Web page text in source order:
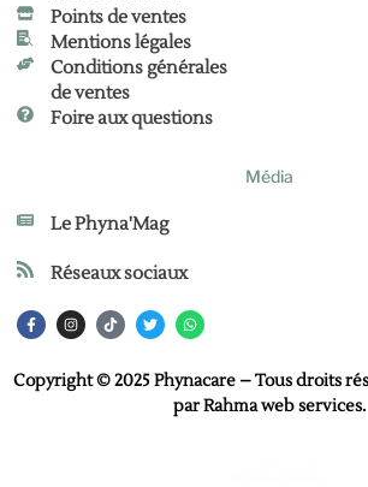
Points de ventes
Mentions légales
Conditions générales
de ventes
Foire aux questions
Média
Le Phyna'Mag
Réseaux sociaux
Copyright © 2025 Phynacare – Tous droits
parRahma web services.